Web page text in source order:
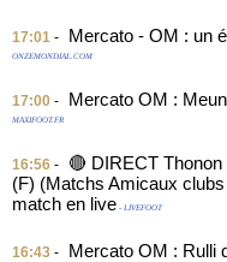
17:01 - Mercato - OM : un
ONZEMONDIAL.COM
17:00 - Mercato OM :
MAXIFOOT.FR
16:56 -
🔴 DIRECT
(F) (Matchs Amicaux
match en live - LIVEFOOT
16:43 - Mercato OM : Rulli